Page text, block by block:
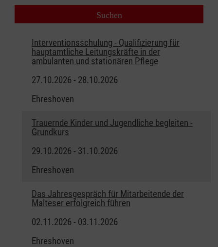
Interventionsschulung - Qualifizierung für
hauptamtliche Leitungskräfte in der
ambulanten und stationären Pflege
27.10.2026 - 28.10.2026
Ehreshoven
Trauernde Kinder und Jugendliche begleiten -
Grundkurs
29.10.2026 - 31.10.2026
Ehreshoven
Das Jahresgespräch für Mitarbeitende der
Malteser erfolgreich führen
02.11.2026 - 03.11.2026
Ehreshoven